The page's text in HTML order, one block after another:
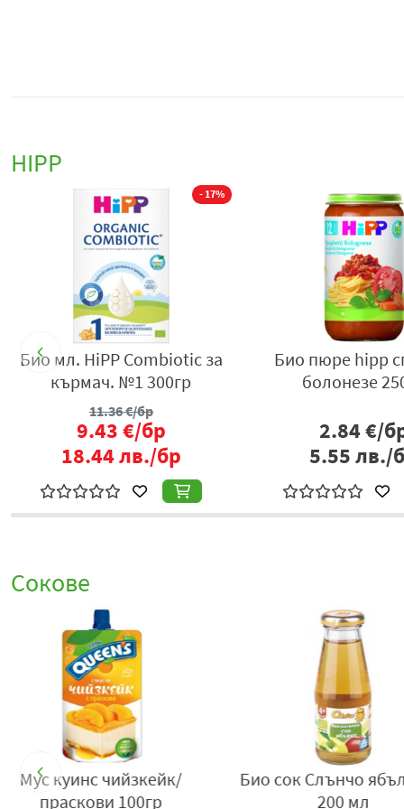
HIPP
- 17%
Био мл. HiPP Combiotic за
кърмач. №1 300гр
11.36€/бр
9.43€/бр
18.44лв./бр
Био пюре hipp
болонезе
2.84€/
5.55лв./
Сокове
Tedi Мус Банан 100гр Био Сок Hipp